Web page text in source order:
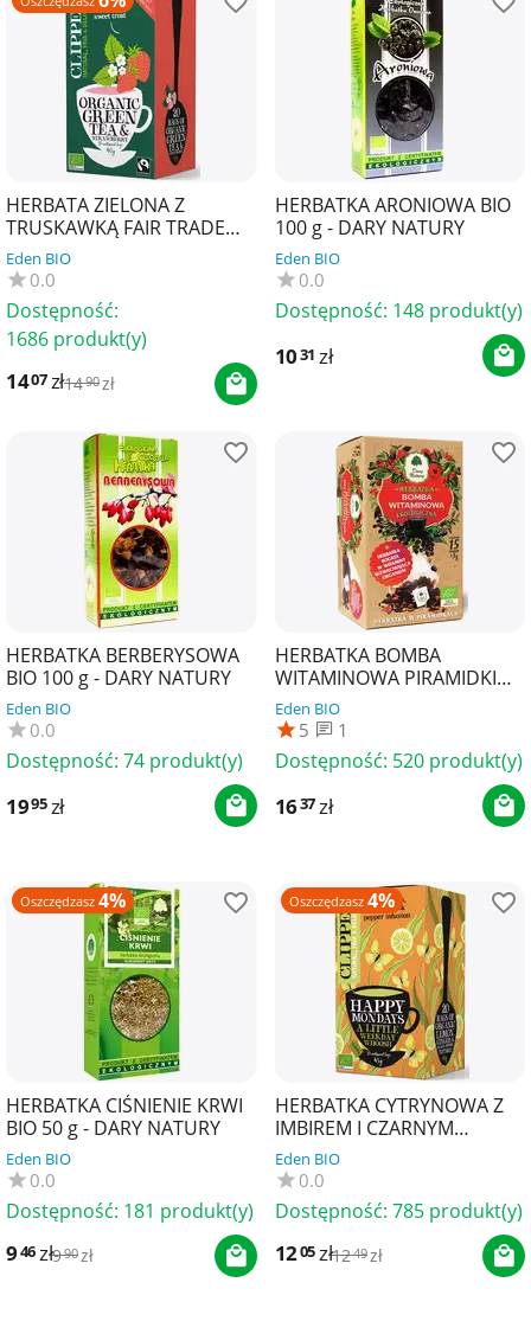
HERBATA ZIELONA Z
TRUSKAWKĄ FAIR TRADE
BIO (20 x 2 g) 40 g - CLIPPER
Eden BIO
0.0
Dostępność:
1686 produkt(y)
1407zł1490zł
HERBATKA ARONIOWA BIO
100 g - DARY NATURY
Eden BIO
0.0
Dostępność: 148 produkt(y)
1031 zł
HERBATKA BERBERYSOWA
BIO 100 g - DARY NATURY
Eden BIO
0.0
Dostępność: 74 produkt(y)
1995 zł
HERBATKA BOMBA
WITAMINOWA PIRAMIDKI
BIO (15 x 3 g) 45 g - DARY
NATURY
Eden BIO
5 1
Dostępność: 520 produkt(y)
1637 zł
Oszczędzasz 4%
HERBATKA CIŚNIENIE KRWI
BIO 50 g - DARY NATURY
Eden BIO
0.0
Dostępność: 181 produkt(y)
946zł990zł
Oszczędzasz 4%
HERBATKA CYTRYNOWA Z
IMBIREM I CZARNYM
PIEPRZEM (HAPPY
MONDAYS) BIO (20 x 2,25 g)
45 g ...
Eden BIO
0.0
Dostępność: 785 produkt(y)
1205zł1249zł